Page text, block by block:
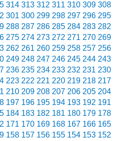
314 313 312 311 310 309 308
301 300 299 298 297 296 295
288 287 286 285 284 283 282
275 274 273 272 271 270 269
262 261 260 259 258 257 256
249 248 247 246 245 244 243
236 235 234 233 232 231 230
223 222 221 220 219 218 217
210 209 208 207 206 205 204
197 196 195 194 193 192 191
184 183 182 181 180 179 178
171 170 169 168 167 166 165
158 157 156 155 154 153 152